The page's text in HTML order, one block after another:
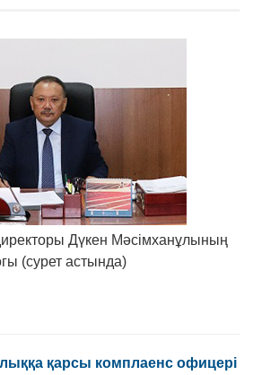
Дүкен Мәсімханұлының
(сурет астында)
қарсы комплаенс офицері